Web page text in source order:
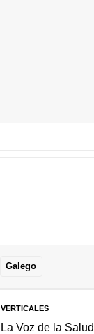
Galego
VERTICALES
La Voz de la Salud